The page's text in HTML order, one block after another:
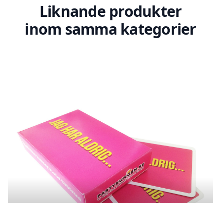
Liknande produkter
inom samma kategorier